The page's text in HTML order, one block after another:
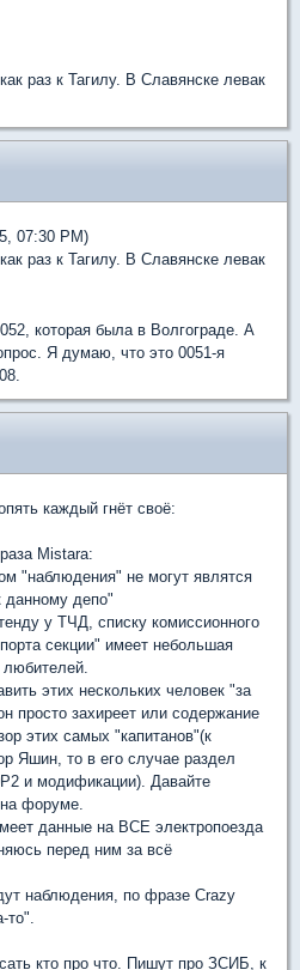
раз к Тагилу. В Славянске левак
07:30 PM)
раз к Тагилу. В Славянске левак
которая была в Волгограде. А
Я думаю, что это 0051-я
каждый гнёт своё:
Mistarа:
"наблюдения" не могут являтся
данному депо"
у ТЧД, списку комиссионного
секции" имеет небольшая
этих нескольких человек "за
просто захиреет или содержание
этих самых "капитанов"(к
Яшин, то в его случае раздел
и модификации). Давайте
форуме.
данные на ВСЕ электропоезда
перед ним за всё
наблюдения, по фразе Crazy
кто про что. Пишут про ЗСИБ, к